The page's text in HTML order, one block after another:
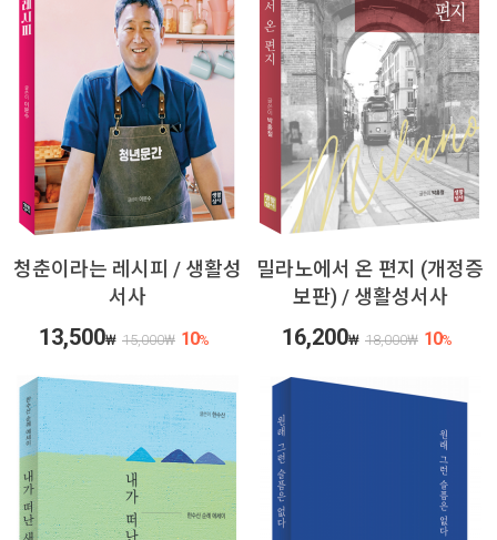
청춘이라는 레시피 / 생활성
서사
13,500₩ 15,000₩ 10%
밀라노에서 온 편지 (개정증
보판) / 생활성서사
16,200₩ 18,000₩ 10%